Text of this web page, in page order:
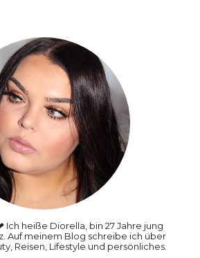
Ich heiße Diorella, bin 27 Jahre jung
Auf meinem Blog schreibe ich über
Reisen, Lifestyle und persönliches.